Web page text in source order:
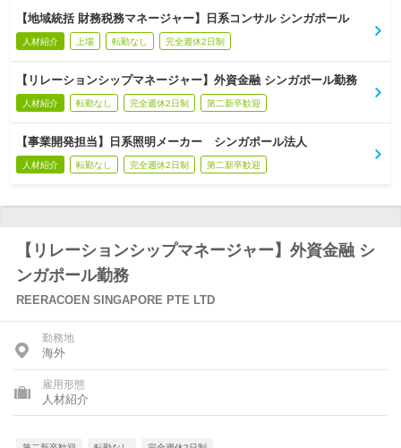
【地域統括 財務税務マネージャー】日系コンサル シンガポール
人材紹介 上場 転勤なし 完全週休2日制
【リレーションシップマネージャー】外資金融 シンガポール勤務
人材紹介 転勤なし 完全週休2日制 第二新卒歓迎
【事業開発担当】日系照明メーカー シンガポール法人
人材紹介 転勤なし 完全週休2日制 第二新卒歓迎
【リレーションシップマネージャー】外資金融 シ
ンガポール勤務
REERACOEN SINGAPORE PTE LTD
勤務地
海外
雇用形態
人材紹介